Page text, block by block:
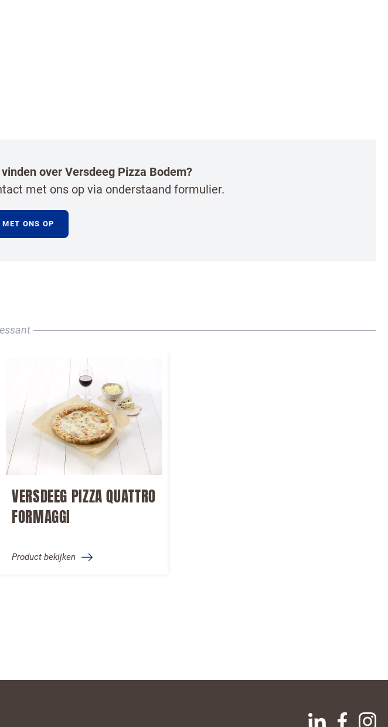
over Versdeeg Pizza Bodem?
met ons op via onderstaand formulier.
ONS OP
VERSDEEG PIZZA QUATTRO
FORMAGGI
Product bekijken